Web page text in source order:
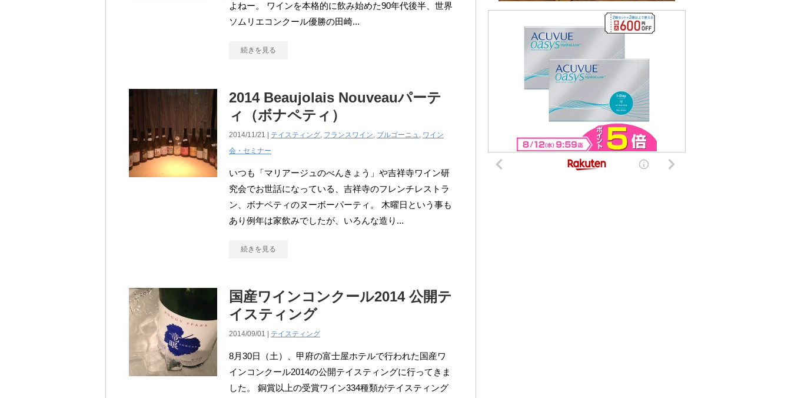
よねー。 ワインを本格的に飲み始めた90年代後半、世界
ソムリエコンクール優勝の田崎...
続きを見る
2014 Beaujolais Nouveauパーテ
ィ（ボナペティ）
2014/11/21 | テイスティング, フランスワイン, ブルゴーニュ, ワイン
会・セミナー
いつも「マリアージュのべんきょう」や吉祥寺ワイン研
究会でお世話になっている、吉祥寺のフレンチレストラ
ン、ボナペティのヌーボーパーティ。 木曜日という事も
あり例年は家飲みでしたが、いろんな造り...
続きを見る
国産ワインコンクール2014 公開テ
イスティング
2014/09/01 | テイスティング
8月30日（土）、甲府の富士屋ホテルで行われた国産ワ
インコンクール2014の公開テイスティングに行ってきま
した。 銅賞以上の受賞ワイン334種類がテイスティング